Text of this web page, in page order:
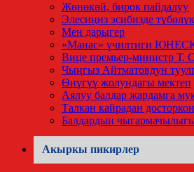
Жөнөкөй, бирок пайдалуу
Элесиңиз эсибизде
Мен дарыгер
«Манас» үчилтиги
Вице премьер-министр Т.
Чыңгыз Айтматовдун
Өнүгүү жолундагы мектеп
Аялуу балдар жардамга
Талкан кайрадан
Балдардын
Акыркы пикирлер